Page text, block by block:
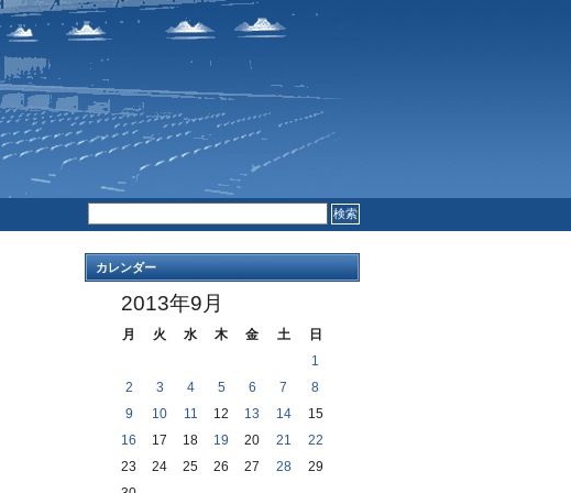
COMMENTS
カレンダー
2013年9月
月 火 水 木 金 土
日
1
2
3 4 5 6 7
8
9
10 11 12 13 14
15
16
17 18 19 20 21
22
23
24 25 26 27 28
29